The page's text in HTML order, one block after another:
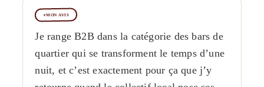
MON AVIS
Je range B2B dans la catégorie des bars de
quartier qui se transforment le temps d’une
nuit, et c’est exactement pour ça que j’y